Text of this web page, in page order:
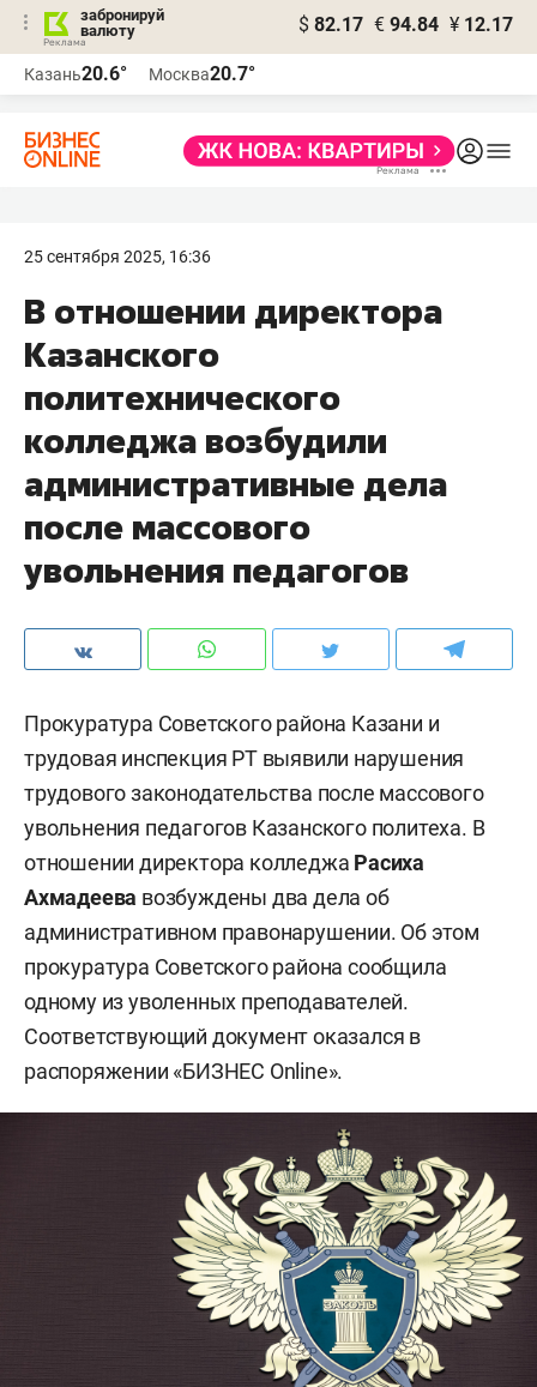
забронируй
валюту
$ 82.17 € 94.84 ¥ 12.17
Казань20.6° Москва20.7°
25 сентября 2025, 16:36
В отношении директора
Казанского
политехнического
колледжа возбудили
административные дела
после массового
увольнения педагогов
Прокуратура Советского района Казани и
трудовая инспекция РТ выявили нарушения
трудового законодательства после массового
увольнения педагогов Казанского политеха. В
отношении директора колледжа Расиха
Ахмадеева возбуждены два дела об
административном правонарушении. Об этом
прокуратура Советского района сообщила
одному из уволенных преподавателей.
Соответствующий документ оказался в
распоряжении «БИЗНЕС Online».